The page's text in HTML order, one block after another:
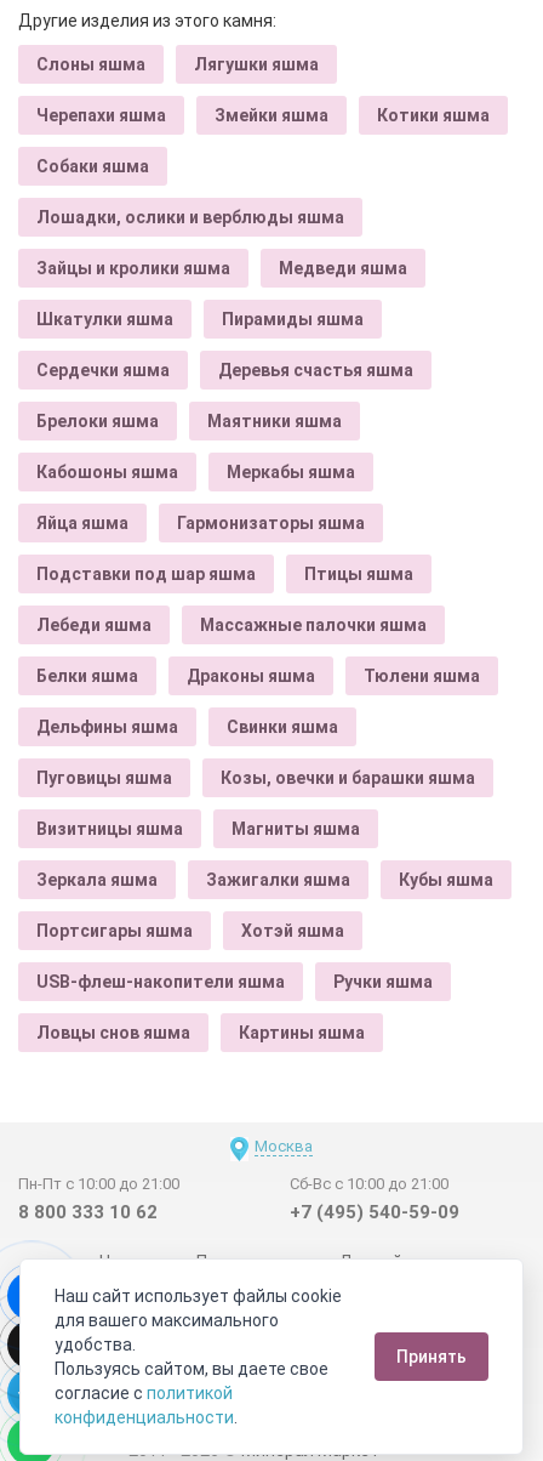
Другие изделия из этого камня:
Слоны яшма Лягушки яшма
Черепахи яшма Змейки яшма Котики яшма
Собаки яшма
Лошадки, ослики и верблюды яшма
Зайцы и кролики яшма Медведи яшма
Шкатулки яшма Пирамиды яшма
Сердечки яшма Деревья счастья яшма
Брелоки яшма Маятники яшма
Кабошоны яшма Меркабы яшма
Яйца яшма Гармонизаторы яшма
Подставки под шар яшма Птицы яшма
Лебеди яшма Массажные палочки яшма
Белки яшма Драконы яшма Тюлени яшма
Дельфины яшма Свинки яшма
Пуговицы яшма Козы, овечки и барашки яшма
Визитницы яшма Магниты яшма
Зеркала яшма Зажигалки яшма Кубы яшма
Портсигары яшма Хотэй яшма
USB-флеш-накопители яшма Ручки яшма
Ловцы снов яшма Картины яшма
Москва
Пн-Пт с 10:00 до 21:00
8 800 333 10 62
Сб-Вс с 10:00 до 21:00
+7 (495) 540-59-09
Новинки Поставщикам
Личный счет
Договор-оферта
О нас
Наши магазины
Отзывы покупателей
Сертификаты
Статьи
Обратная связь
Видео о камнях СОУТ
Телеграм
Max
2011 - 2026©Минерал Маркет
Наш сайт использует файлы cookie
для вашего максимального
удобства.
Пользуясь сайтом, вы даете свое
согласие с политикой
конфиденциальности
Принять